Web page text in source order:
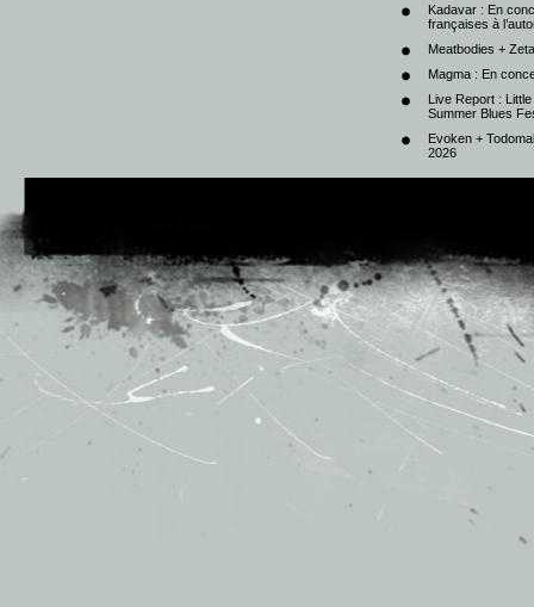
Kadavar : En
françaises à
Meatbodies +
Magma : En
Live Report :
Summer Blues
Evoken +
2026